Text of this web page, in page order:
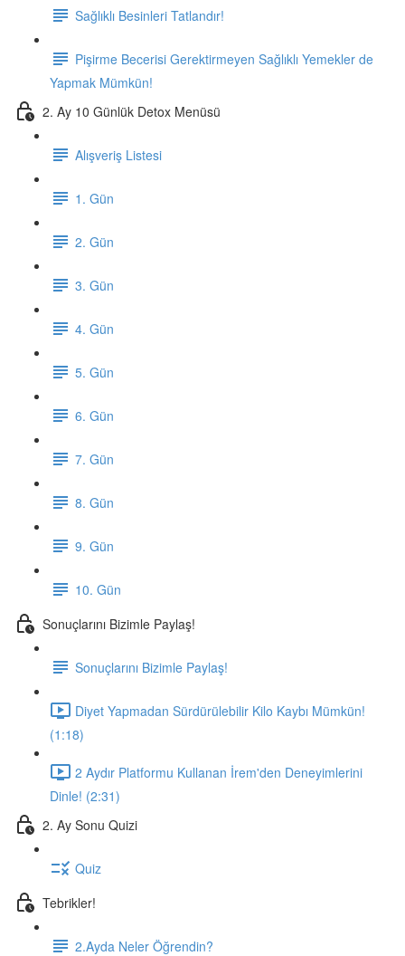
Sağlıklı Besinleri Tatlandır!
Pişirme Becerisi Gerektirmeyen Sağlıklı Yemekler de
Yapmak Mümkün!
2. Ay 10 Günlük Detox Menüsü
Alışveriş Listesi
1. Gün
2. Gün
3. Gün
4. Gün
5. Gün
6. Gün
7. Gün
8. Gün
9. Gün
10. Gün
Sonuçlarını Bizimle Paylaş!
Sonuçlarını Bizimle Paylaş!
Diyet Yapmadan Sürdürülebilir Kilo Kaybı Mümkün!
(1:18)
2 Aydır Platformu Kullanan İrem'den Deneyimlerini
Dinle! (2:31)
2. Ay Sonu Quizi
Quiz
Tebrikler!
2.Ayda Neler Öğrendin?